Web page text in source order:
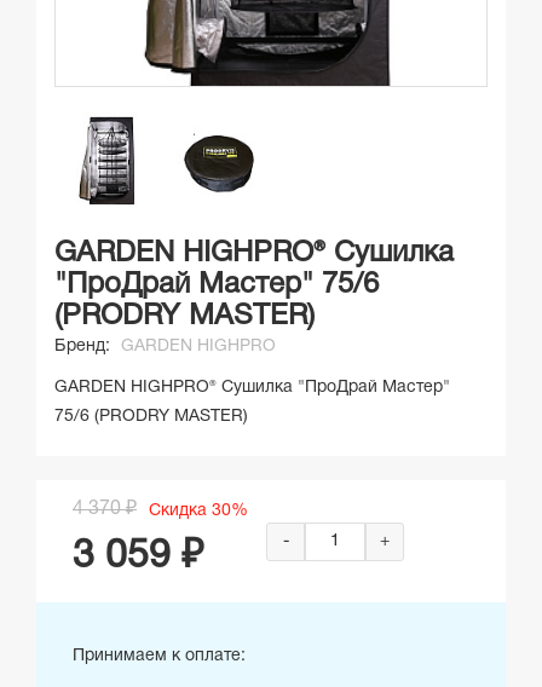
GARDEN HIGHPRO® Сушилка
"ПроДрай Мастер" 75/6
(PRODRY MASTER)
Бренд: GARDEN HIGHPRO
GARDEN HIGHPRO® Сушилка "ПроДрай Мастер"
75/6 (PRODRY MASTER)
4 370 ₽ Скидка 30%
3 059 ₽ - +
Принимаем к оплате: